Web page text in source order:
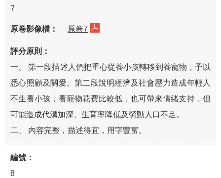
7
原卷7
一、 第一段描述人們把重心從養小孩轉移到養寵物，予以
悉心照顧及關愛。第二段說明經濟及社會壓力造成年輕人
不生養小孩，養寵物花費比較低，也可帶來情緒支持，但
可能造成代溝加深、生育率降低及勞動人口不足。
二、 內容完整，描述得宜，用字豐富。
8